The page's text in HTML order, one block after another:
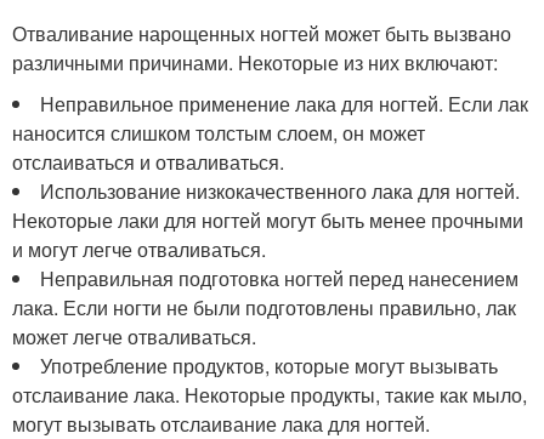
Отваливание нарощенных ногтей может быть вызвано
различными причинами. Некоторые из них включают:
Неправильное применение лака для ногтей. Если лак
наносится слишком толстым слоем, он может
отслаиваться и отваливаться.
Использование низкокачественного лака для ногтей.
Некоторые лаки для ногтей могут быть менее прочными
и могут легче отваливаться.
Неправильная подготовка ногтей перед нанесением
лака. Если ногти не были подготовлены правильно, лак
может легче отваливаться.
Употребление продуктов, которые могут вызывать
отслаивание лака. Некоторые продукты, такие как мыло,
могут вызывать отслаивание лака для ногтей.